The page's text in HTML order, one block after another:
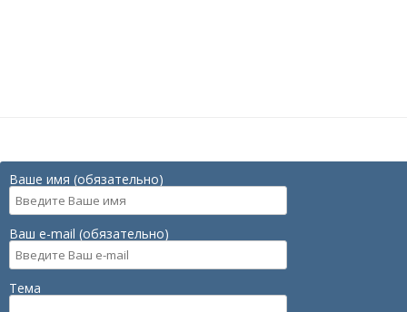
Ваше имя (обязательно)
Ваш e-mail (обязательно)
Тема